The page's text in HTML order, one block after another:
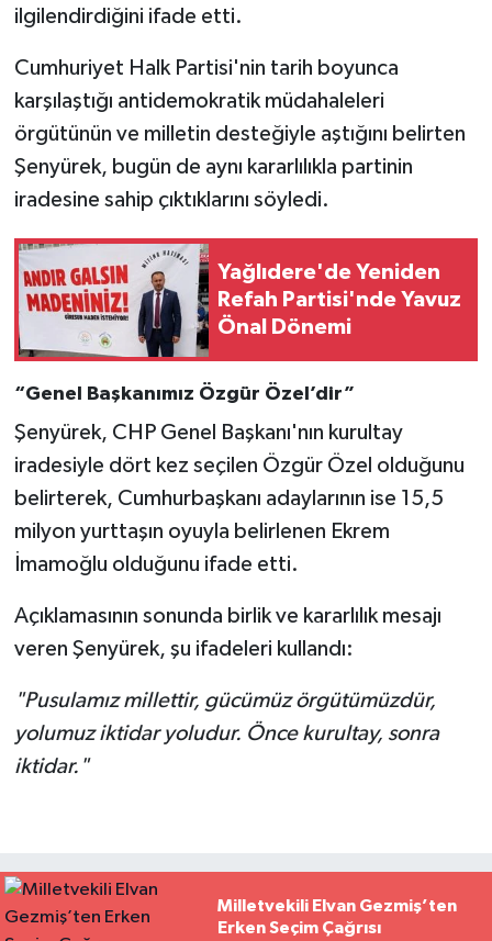
ilgilendirdiğini ifade etti.
Cumhuriyet Halk Partisi'nin tarih boyunca
karşılaştığı antidemokratik müdahaleleri
örgütünün ve milletin desteğiyle aştığını belirten
Şenyürek, bugün de aynı kararlılıkla partinin
iradesine sahip çıktıklarını söyledi.
Yağlıdere'de Yeniden
Refah Partisi'nde Yavuz
Önal Dönemi
“Genel Başkanımız Özgür Özel’dir”
Şenyürek, CHP Genel Başkanı'nın kurultay
iradesiyle dört kez seçilen Özgür Özel olduğunu
belirterek, Cumhurbaşkanı adaylarının ise 15,5
milyon yurttaşın oyuyla belirlenen Ekrem
İmamoğlu olduğunu ifade etti.
Açıklamasının sonunda birlik ve kararlılık mesajı
veren Şenyürek, şu ifadeleri kullandı:
"Pusulamız millettir, gücümüz örgütümüzdür,
yolumuz iktidar yoludur. Önce kurultay, sonra
iktidar."
Milletvekili Elvan Gezmiş’ten
Erken Seçim Çağrısı